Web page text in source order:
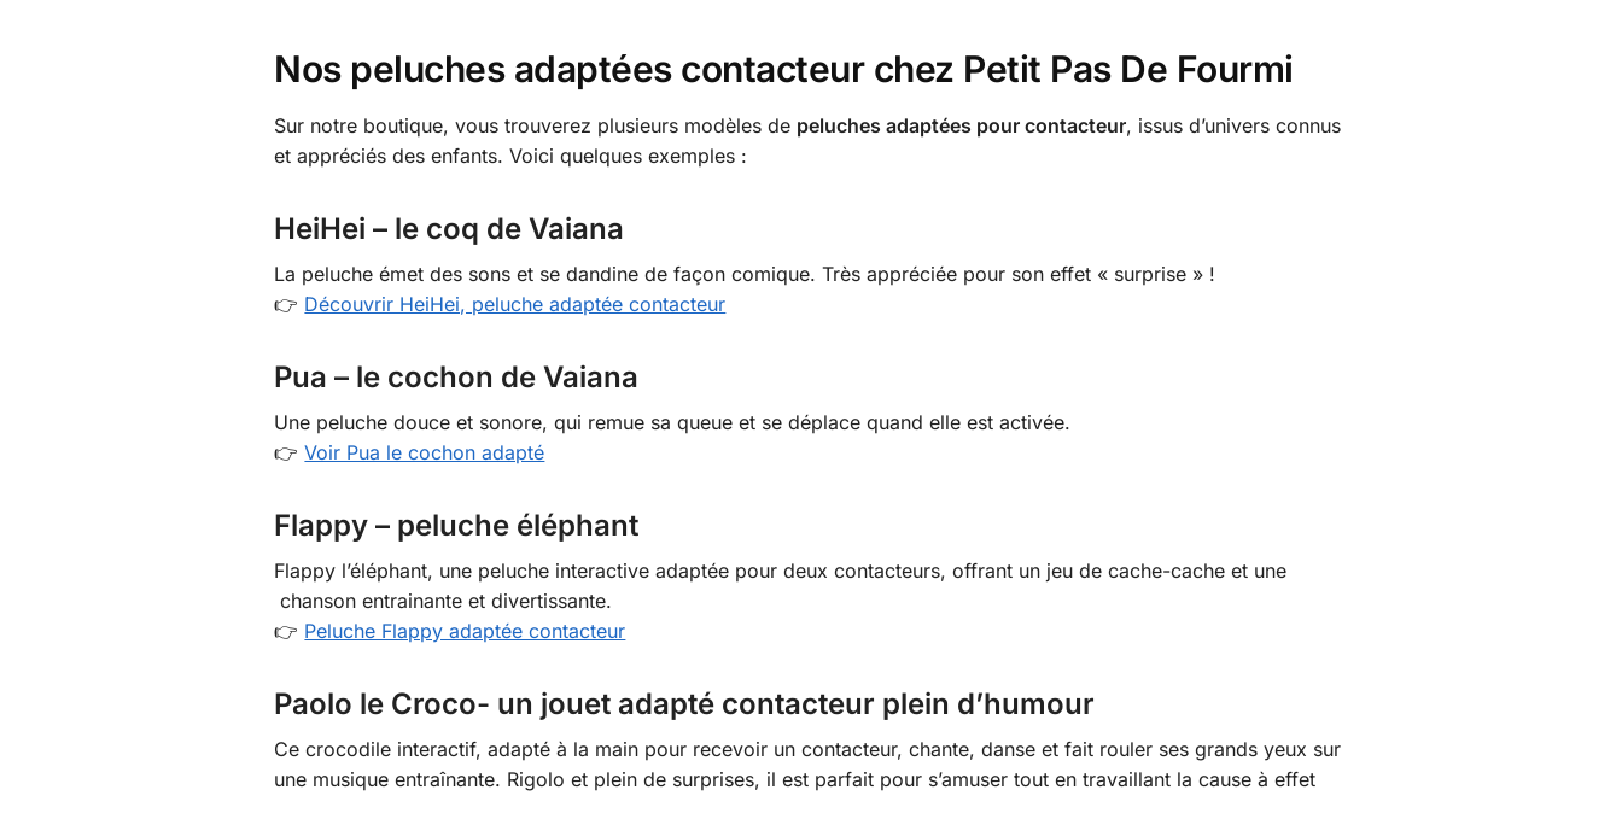
Nos peluches adaptées contacteur chez Petit Pas De Fourmi
Sur notre boutique, vous trouverez plusieurs modèles de peluches adaptées pour contacteur, issus d’univers connus
et appréciés des enfants. Voici quelques exemples :
HeiHei – le coq de Vaiana
La peluche émet des sons et se dandine de façon comique. Très appréciée pour son effet « surprise » !
👉 Découvrir HeiHei, peluche adaptée contacteur
Pua – le cochon de Vaiana
Une peluche douce et sonore, qui remue sa queue et se déplace quand elle est activée.
👉Voir Pua le cochon adapté
Flappy – peluche éléphant
Flappy l’éléphant, une peluche interactive adaptée pour deux contacteurs, offrant un jeu de cache-cache et une
chanson entrainante et divertissante.
👉 Peluche Flappy adaptée contacteur
Paolo le Croco- un jouet adapté contacteur plein d’humour
Ce crocodile interactif, adapté à la main pour recevoir un contacteur, chante, danse et fait rouler ses grands yeux sur
une musique entraînante. Rigolo et plein de surprises, il est parfait pour s’amuser tout en travaillant la cause à effet